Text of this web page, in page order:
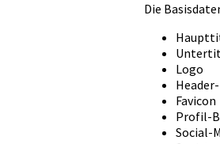
Die
Logo
Favicon
Profil-
Social-